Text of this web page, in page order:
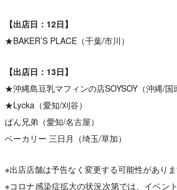
【出店日：12日】
★BAKER’S PLACE（千葉/市川）
【出店日：13日】
★沖縄島豆乳マフィンの店SOYSOY（沖縄/国
★Lycka（愛知/刈谷）
ぱん兄弟（愛知/名古屋）
ベーカリー 三日月（埼玉/草加）
※出店店舗は予告なく変更する可能性がありま
※コロナ感染症拡大の状況次第では、イベン